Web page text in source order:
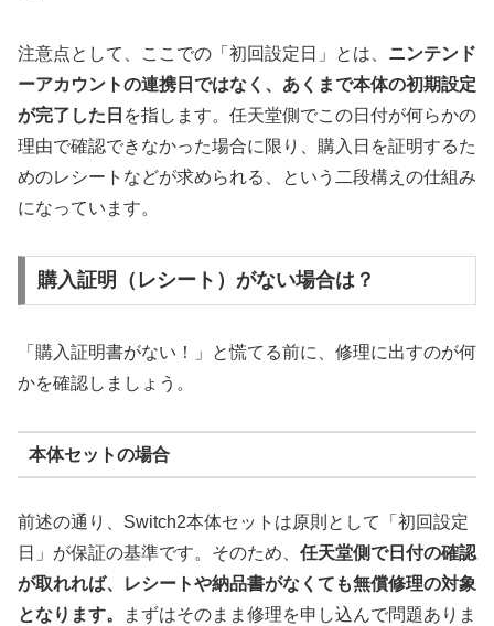
注意点として、ここでの「初回設定日」とは、 ニンテンド
ーアカウントの連携日ではなく、あくまで本体の初期設定
が完了した日 を指します。任天堂側でこの日付が何らかの
理由で確認できなかった場合に限り、購入日を証明するた
めのレシートなどが求められる、という二段構えの仕組み
になっています。
購入証明（レシート）がない場合は？
「購入証明書がない！」と慌てる前に、修理に出すのが何
かを確認しましょう。
本体セットの場合
前述の通り、Switch2本体セットは原則として「初回設定
日」が保証の基準です。そのため、 任天堂側で日付の確認
が取れれば、レシートや納品書がなくても無償修理の対象
となります。
まずはそのまま修理を申し込んで問題ありま